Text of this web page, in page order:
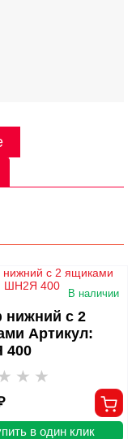
В наличии
с 2
Артикул:
в один клик